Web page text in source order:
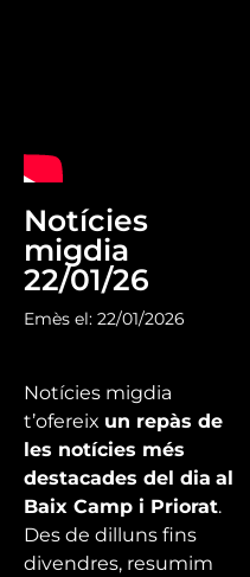
Notícies
migdia
22/01/26
Emès el: 22/01/2026
Notícies migdia
t’ofereix un repàs de
les notícies més
destacades del dia al
Baix Camp i Priorat.
Des de dilluns fins
divendres, resumim